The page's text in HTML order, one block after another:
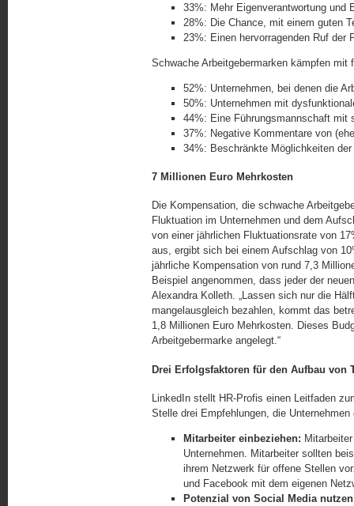
33%: Mehr Eigenverantwortung und
28%: Die Chance, mit einem guten
23%: Einen hervorragenden Ruf der
Schwache Arbeitgebermarken kämpfen mit
52%: Unternehmen, bei denen die
50%: Unternehmen mit
44%: Eine Führungsmannschaft mit
37%: Negative Kommentare von
34%: Beschränkte Möglichkeiten
7 Millionen Euro Mehrkosten
Die Kompensation, die schwache
Fluktuation im Unternehmen und dem
von einer jährlichen Fluktuationsrate von
aus, ergibt sich bei einem Aufschlag von
jährliche Kompensation von rund 7,3
Beispiel angenommen, dass jeder der
Alexandra Kolleth. „Lassen sich nur die
man­gel­aus­gleich bezahlen, kommt das
1,8 Millionen Euro Mehrkosten. Dieses
Arbeitgebermarke angelegt.“
Drei Erfolgsfaktoren für den Aufbau von
LinkedIn stellt HR-Profis einen Leitfaden
Stelle drei Empfehlungen, die
Mitarbeiter einbeziehen:
Unternehmen. Mitarbeiter sollten
ihrem Netzwerk für offene Stellen
und Facebook mit dem eigenen
Potenzial von Social Media